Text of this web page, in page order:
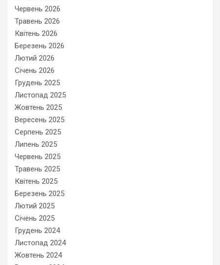
Червень 2026
Травень 2026
Квітень 2026
Березень 2026
Лютий 2026
Січень 2026
Грудень 2025
Листопад 2025
Жовтень 2025
Вересень 2025
Серпень 2025
Липень 2025
Червень 2025
Травень 2025
Квітень 2025
Березень 2025
Лютий 2025
Січень 2025
Грудень 2024
Листопад 2024
Жовтень 2024